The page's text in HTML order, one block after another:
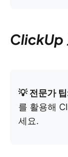
ClickUp
💡 전문가
를 활용해
세요.